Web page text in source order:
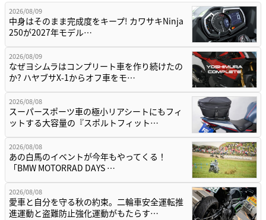
2026/08/09
中身はそのまま完成度をキープ! カワサキNinja
250が2027年モデル…
2026/08/09
なぜヨシムラはコンプリート車を作り続けたの
か? ハヤブサX-1からオフ車をモ…
2026/08/08
スーパースポーツ車の極小リアシートにもフィ
ットする大容量の『スポルトフィット…
2026/08/08
あの白馬のイベントが今年もやってくる！
「BMW MOTORRAD DAYS …
2026/08/08
愛車と自分を守る秋の約束。二輪車安全運転推
進運動と盗難防止強化運動がもたらす…